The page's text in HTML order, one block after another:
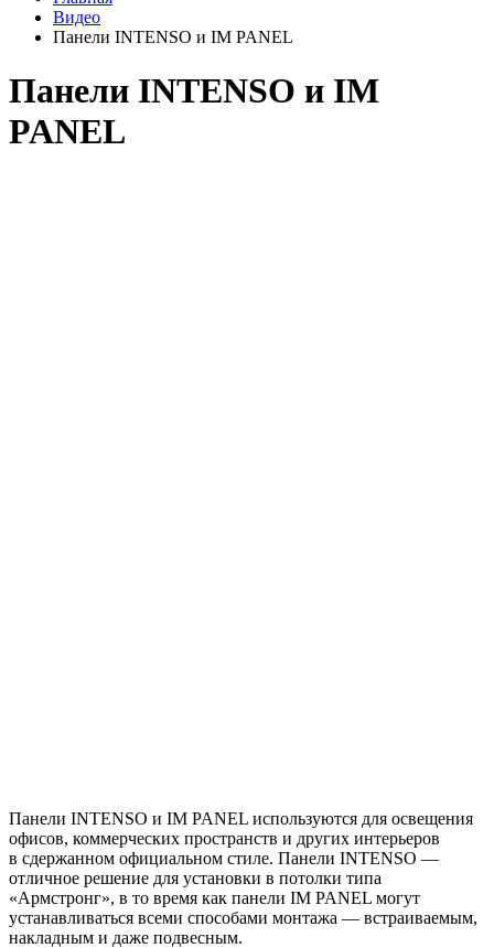
Видео
Панели INTENSO и IM PANEL
Панели INTENSO и IM
PANEL
Панели INTENSO и IM PANEL используются для освещения
офисов, коммерческих пространств и других интерьеров
в сдержанном официальном стиле. Панели INTENSO —
отличное решение для установки в потолки типа
«Армстронг», в то время как панели IM PANEL могут
устанавливаться всеми способами монтажа — встраиваемым,
накладным и даже подвесным.